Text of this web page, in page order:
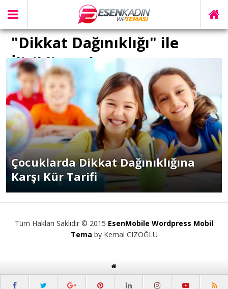
"Dikkat Dağınıklığı" ile
İlişikli yazılar
Çocuklarda Dikkat Dağınıklığına
Karşı Kür Tarifi
Tüm Hakları Saklıdır © 2015 EsenMobile Wordpress Mobil
Tema by Kemal CIZOĞLU